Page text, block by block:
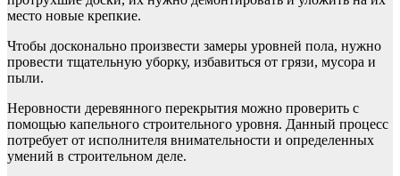
место новые крепкие.
Чтобы досконально произвести замеры уровней пола, нужно
провести тщательную уборку, избавиться от грязи, мусора и
пыли.
Неровности деревянного перекрытия можно проверить с
помощью капельного строительного уровня. Данный процесс
потребует от исполнителя внимательности и определенных
умений в строительном деле.